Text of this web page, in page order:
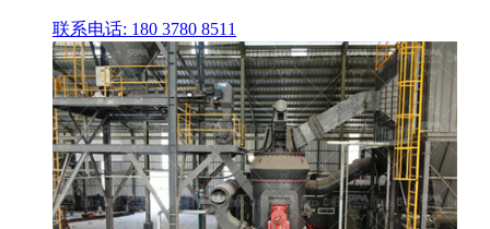
联系电话: 180 3780 8511